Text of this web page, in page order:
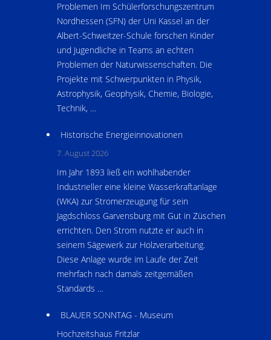
Problemen Im Schülerforschungszentrum
Nordhessen (SFN) der Uni Kassel an der
Albert-Schweitzer-Schule forschen Kinder
und Jugendliche in Teams an echten
Problemen der Naturwissenschaften. Die
Projekte mit Schwerpunkten in Physik,
Astrophysik, Geophysik, Chemie, Biologie,
Technik, …
Historische Energieinnovationen
7. August 2026
Im Jahr 1893 ließ ein wohlhabender
Industrieller eine kleine Wasserkraftanlage
(WKA) zur Stromerzeugung für sein
Jagdschloss Garvensburg mit Gut in Züschen
errichten. Den Strom nutzte er auch in
seinem Sägewerk zur Holzverarbeitung.
Diese Anlage wurde im Laufe der Zeit
mehrfach nach damals zeitgemäßen
Standards …
BLAUER SONNTAG - Museum
Hochzeitshaus Fritzlar